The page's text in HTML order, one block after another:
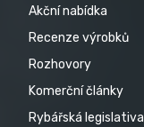
Akční nabídka
Recenze výrobků
Rozhovory
Komerční články
Rybářská legislativa